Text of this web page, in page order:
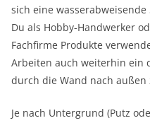
sich eine
Du als Hobby-Handwerker
Fachfirme Produkte
Arbeiten auch weiterhin ein
durch die Wand nach außen
Je nach Untergrund (Putz